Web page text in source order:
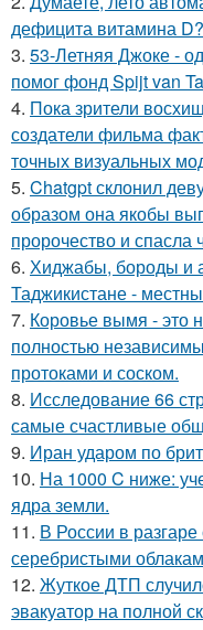
дефицита витамина D?
3. 53-Летняя Джоке -
помог фонд Spijt van
4. Пока зрители
создатели фильма
точных визуальных
5. Chatgpt склонил
образом она якобы
пророчество и спасла
6. Хиджабы, бороды и
Таджикистане -
7. Коровье вымя - это
полностью
протоками и соском.
8. Исследование 66
самые счастливые
9. Иран ударом по
10. На 1000 C ниже:
ядра земли.
11. В России в
серебристыми
12. Жуткое ДТП
эвакуатор на полной